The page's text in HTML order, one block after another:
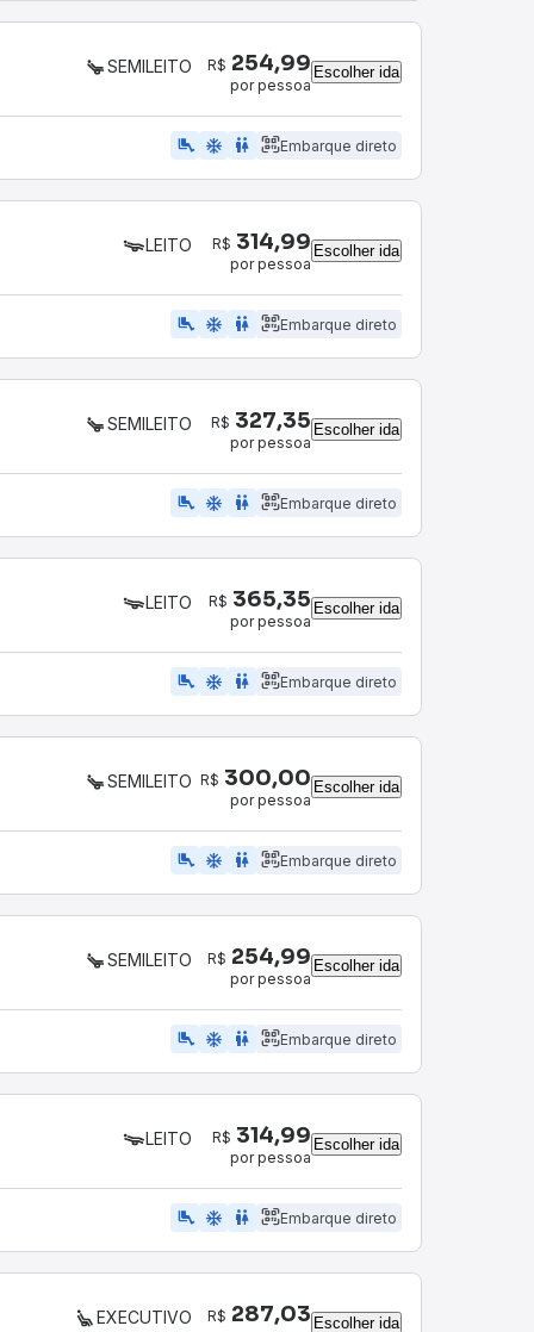
SEMILEITO R$ 254,99
por pessoa
Escolher ida
airline_seat_legroom_extra ac_unit WC Embarque direto
LEITO R$ 314,99
por pessoa
Escolher ida
airline_seat_legroom_extra ac_unit wc Embarque direto
SEMILEITO R$ 327,35
por pessoa
Escolher ida
airline_seat_legroom_extra ac_unit WC Embarque direto
LEITO R$ 365,35
por pessoa
Escolher ida
airline_seat_legroom_extra ac_unit wc Embarque direto
SEMILEITO R$ 300,00
por pessoa
Escolher ida
airline_seat_legroom_extra ac_unit WC Embarque direto
SEMILEITO R$ 254,99
por pessoa
Escolher ida
airline_seat_legroom_extra ac_unit WC Embarque direto
LEITO R$ 314,99
por pessoa
Escolher ida
airline_seat_legroom_extra ac_unit wc Embarque direto
EXECUTIVO R$ 287,03 Escolher ida